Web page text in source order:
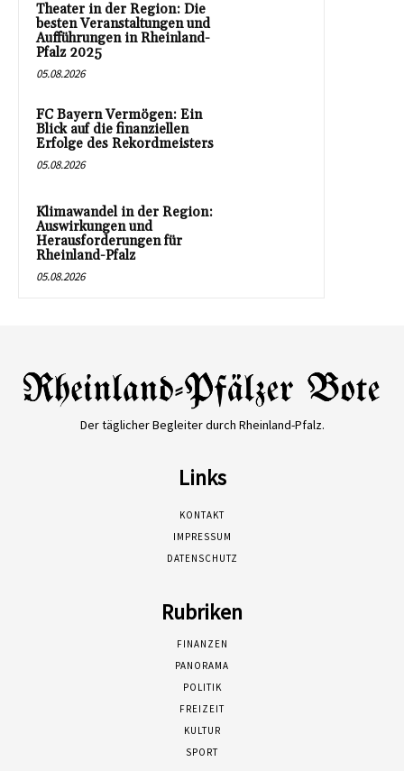
Theater in der Region: Die
besten Veranstaltungen und
Aufführungen in Rheinland-
Pfalz 2025
05.08.2026
FC Bayern Vermögen: Ein
Blick auf die finanziellen
Erfolge des Rekordmeisters
05.08.2026
Klimawandel in der Region:
Auswirkungen und
Herausforderungen für
Rheinland-Pfalz
05.08.2026
Der täglicher Begleiter durch Rheinland-Pfalz.
Links
KONTAKT
IMPRESSUM
DATENSCHUTZ
Rubriken
FINANZEN
PANORAMA
POLITIK
FREIZEIT
KULTUR
SPORT